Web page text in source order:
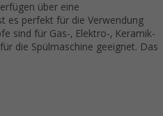
über eine
es perfekt für die Verwendung
sind für Gas-, Elektro-, Keramik-
die Spülmaschine geeignet. Das